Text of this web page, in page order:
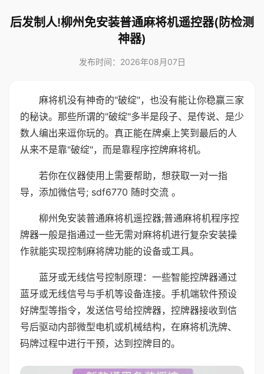
后发制人!柳州免安装普通麻将机遥控器(防检测
神器)
发布时间：2026年08月07日
麻将机没有神奇的"破绽"，也没有能让你稳赢三家
的秘诀。那些所谓的"破绽"多半是段子、是传说、是少
数人编出来逗你玩的。真正能在牌桌上笑到最后的人
从来不是靠"破绽"，而是靠程序控牌麻将机。
若你在仪器使用上需要帮助，想获取一对一指
导，添加微信号; sdf6770 随时交流 。
柳州免安装普通麻将机遥控器;普通麻将机程序控
牌器一般是指通过一些无需对麻将机进行复杂安装操
作就能实现控制麻将牌功能的设备或工具。
蓝牙或无线信号控制原理：一些智能控牌器通过
蓝牙或无线信号与手机等设备连接。手机端软件预设
好牌型等指令，发送信号给控牌器，控牌器接收到信
号后驱动内部微型电机或机械结构，在麻将机洗牌、
码牌过程中进行干预，达到控牌目的。